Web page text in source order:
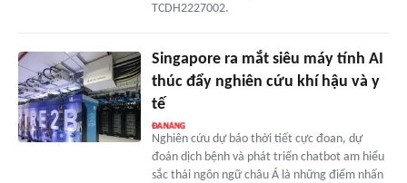
TCDH2227002.
Singapore ra mắt siêu máy tính AI
thúc đẩy nghiên cứu khí hậu và y
tế
Nghiên cứu dự báo thời tiết cực đoan, dự
đoán dịch bệnh và phát triển chatbot am hiểu
sắc thái ngôn ngữ châu Á là những điểm nhấn